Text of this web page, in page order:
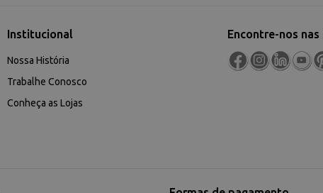
Institucional
Nossa História
Trabalhe Conosco
Conheça as Lojas
Encontre-nos nas